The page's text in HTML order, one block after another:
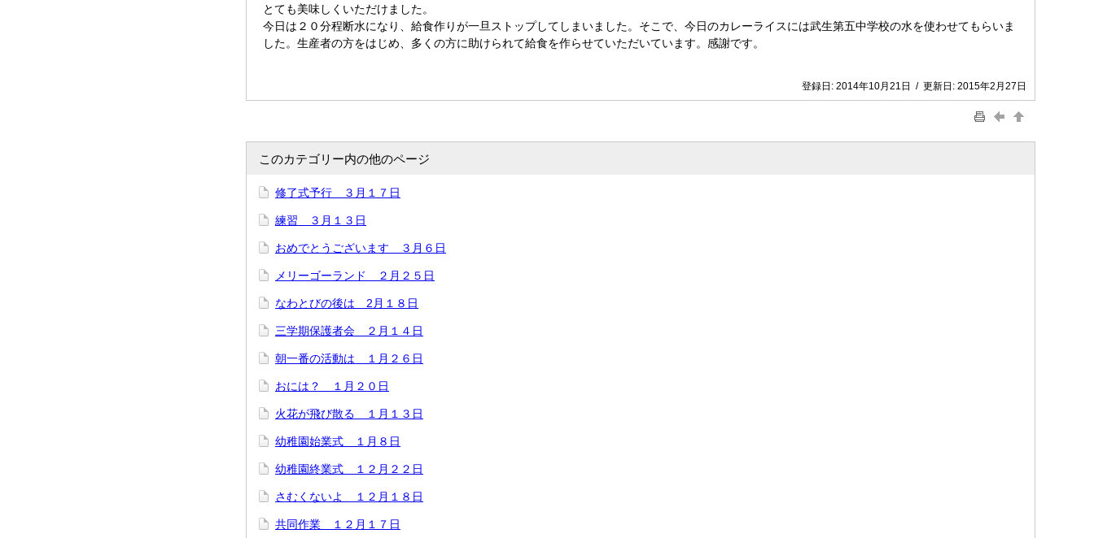
とても美味しくいただけました。
今日は２０分程断水になり、給食作りが一旦ストップしてしまいました。そこで、今日のカレーライスには武生第五中学校の水を使わせてもらいま
した。生産者の方をはじめ、多くの方に助けられて給食を作らせていただいています。感謝です。
登録日: 2014年10月21日 / 更新日: 2015年2月27日
このカテゴリー内の他のページ
修了式予行 ３月１７日
練習 ３月１３日
おめでとうございます ３月６日
メリーゴーランド ２月２５日
なわとびの後は 2月１８日
三学期保護者会 ２月１４日
朝一番の活動は １月２６日
おには？ １月２０日
火花が飛び散る １月１３日
幼稚園始業式 １月８日
幼稚園終業式 １２月２２日
さむくないよ １２月１８日
共同作業 １２月１７日